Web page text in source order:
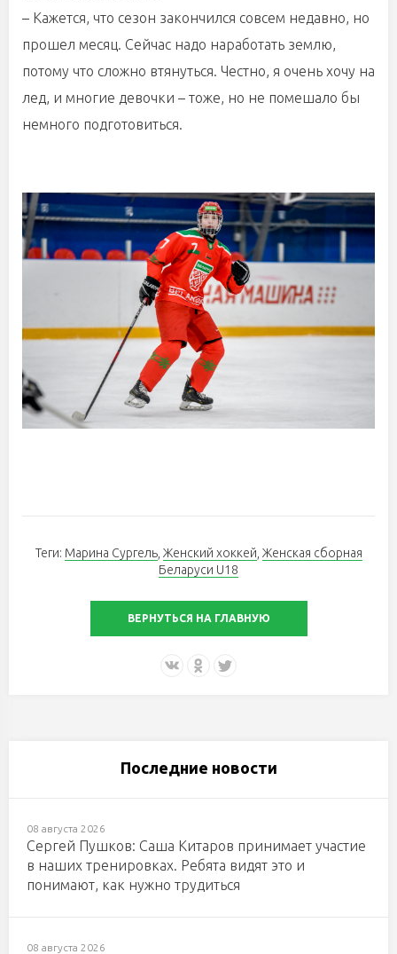
– Кажется, что сезон закончился совсем недавно, но
прошел месяц. Сейчас надо наработать землю,
потому что сложно втянуться. Честно, я очень хочу на
лед, и многие девочки – тоже, но не помешало бы
немного подготовиться.
Теги: Марина Сургель, Женский хоккей Женская сборная
Беларуси U18
ВЕРНУТЬСЯ НА ГЛАВНУЮ
Последние новости
08 августа 2026
Сергей Пушков: Саша Китаров принимает участие
в наших тренировках. Ребята видят это и
понимают, как нужно трудиться
08 августа 2026